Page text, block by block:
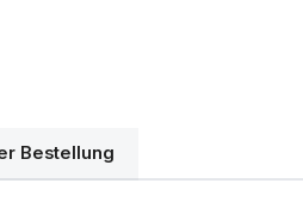
Bestellung